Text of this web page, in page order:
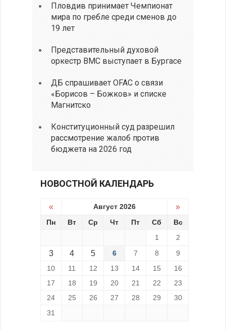
Пловдив принимает Чемпионат
мира по гребле среди сменов до
19 лет
Представительный духовой
оркестр ВМС выступает в Бургасе
ДБ спрашивает OFAC о связи
«Борисов – Божков» и списке
Магнитско
Конституционный суд разрешил
рассмотрение жалоб против
бюджета на 2026 год
НОВОСТНОЙ КАЛЕНДАРЬ
« Август 2026 »
Пн Вт Ср Чт Пт Сб
Вс
1
2
3 4 5 6 7 8
9
10
11 12 13 14 15
16
17
18 19 20 21 22
23
24
25 26 27 28 29
30
31